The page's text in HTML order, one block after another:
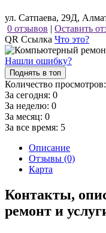
ул. Сатпаева, 29Д,
0 отзывов | Оставить
QR Ссылка Что это?
Нашли ошибку?
Поднять в топ
Количество просмотров:
За сегодня: 0
За неделю: 0
За месяц: 0
За все время: 5
Описание
Отзывы (0)
Карта
Контакты,
ремонт и